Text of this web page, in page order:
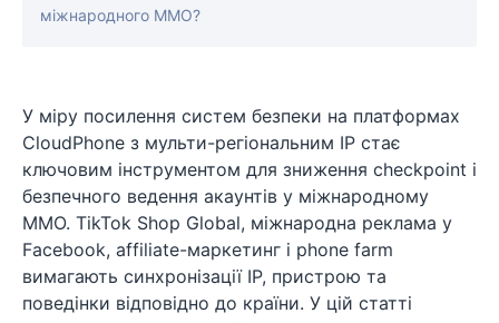
міжнародного MMO?
У міру посилення систем безпеки на платформах
CloudPhone з мульти-регіональним IP стає
ключовим інструментом для зниження checkpoint і
безпечного ведення акаунтів у міжнародному
MMO. TikTok Shop Global, міжнародна реклама у
Facebook, affiliate-маркетинг і phone farm
вимагають синхронізації IP, пристрою та
поведінки відповідно до країни. У цій статті